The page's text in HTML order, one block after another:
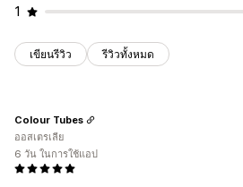
1
เขียนรีวิว รีวิวทั้งหมด
Colour Tubes
ออสเตรเลีย
6 วัน ในการใช้แอป